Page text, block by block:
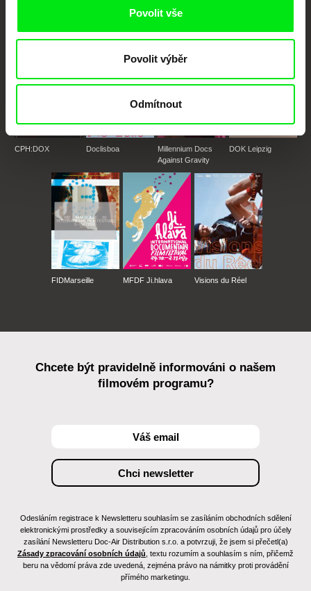
Povolit vše
Povolit výběr
Odmítnout
Členové Doc Alliance
CPH:DOX Doclisboa
Millennium Docs
Against Gravity
DOK Leipzig
FIDMarseille MFDF Ji.hlava Visions du Réel
Chcete být pravidelně informováni o našem
filmovém programu?
Odesláním registrace k Newsletteru souhlasím se zasíláním obchodních sdělení
elektronickými prostředky a souvisejícím zpracováním osobních údajů pro účely
zasílání Newsletteru Doc-Air Distribution s.r.o. a potvrzuji, že jsem si přečetl(a)
Zásady zpracování osobních údajů , textu rozumím a souhlasím s ním, přičemž
beru na vědomí práva zde uvedená, zejména právo na námitky proti provádění
přímého marketingu.